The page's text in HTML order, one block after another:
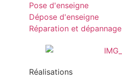
Pose d'enseigne
Dépose d'enseigne
Réparation et dépannage
Réalisations